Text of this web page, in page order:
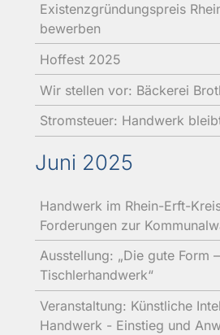
Existenzgründungspreis
bewerben
Hoffest 2025
Wir stellen vor: Bäckerei
Stromsteuer: Handwerk
Juni 2025
Handwerk im Rhein-Erft-
Forderungen zur
Ausstellung: „Die gute Form
Tischlerhandwerk“
Veranstaltung: Künstliche
Handwerk - Einstieg und